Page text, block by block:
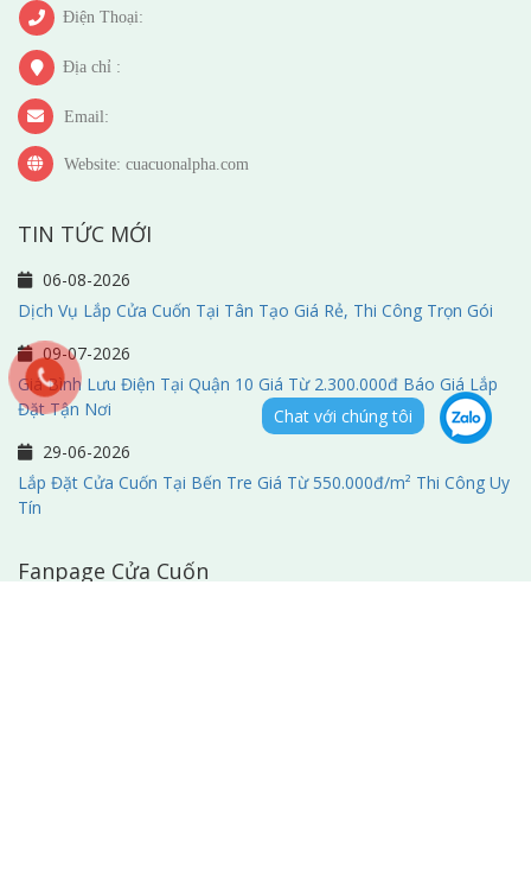
Điện Thoại:
Địa chỉ :
Email:
Website: cuacuonalpha.com
TIN TỨC MỚI
06-08-2026
Dịch Vụ Lắp Cửa Cuốn Tại Tân Tạo Giá Rẻ, Thi Công Trọn Gói
09-07-2026
Giá Bình Lưu Điện Tại Quận 10 Giá Từ 2.300.000đ Báo Giá Lắp
Đặt Tận Nơi
29-06-2026
Lắp Đặt Cửa Cuốn Tại Bến Tre Giá Từ 550.000đ/m² Thi Công Uy
Tín
Fanpage Cửa Cuốn
Chat với chúng tôi